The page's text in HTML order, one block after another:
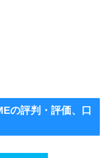
の評判・評価、口